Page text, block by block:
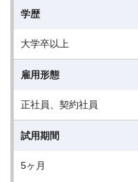
学歴
大学卒以上
雇用形態
正社員、契約社員
試用期間
5ヶ月